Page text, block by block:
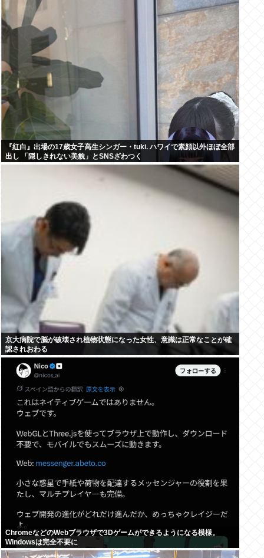
『紅白』出場の17歳女子高生シンガー・tuki. ハワイで素顔以外ほぼ全部
出し 「隠しきれない美貌」とSNSざわつく
京大病院で脳が破壊され植物状態になった女性、意識は正常なことが確
認されおわる
ChromeなどのWebブラウザで3Dゲームができるようになる模様。
Windowsは完全不要に